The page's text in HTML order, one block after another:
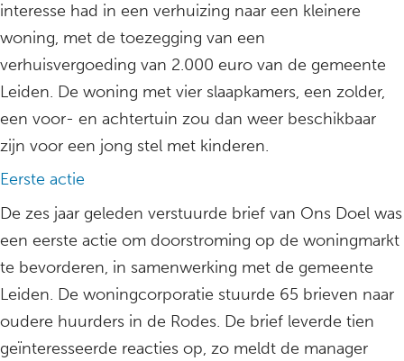
interesse had in een verhuizing naar een kleinere
woning, met de toezegging van een
verhuisvergoeding van 2.000 euro van de gemeente
Leiden. De woning met vier slaapkamers, een zolder,
een voor- en achtertuin zou dan weer beschikbaar
zijn voor een jong stel met kinderen.
Eerste actie
De zes jaar geleden verstuurde brief van Ons Doel was
een eerste actie om doorstroming op de woningmarkt
te bevorderen, in samenwerking met de gemeente
Leiden. De woningcorporatie stuurde 65 brieven naar
oudere huurders in de Rodes. De brief leverde tien
geïnteresseerde reacties op, zo meldt de manager